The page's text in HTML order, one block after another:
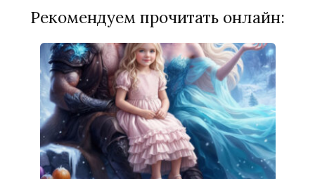
Рекомендуем прочитать онлайн: